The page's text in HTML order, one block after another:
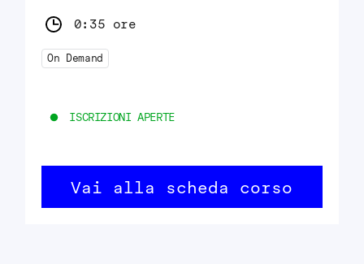
0:35 ore
On Demand
ISCRIZIONI APERTE
Vai alla scheda corso